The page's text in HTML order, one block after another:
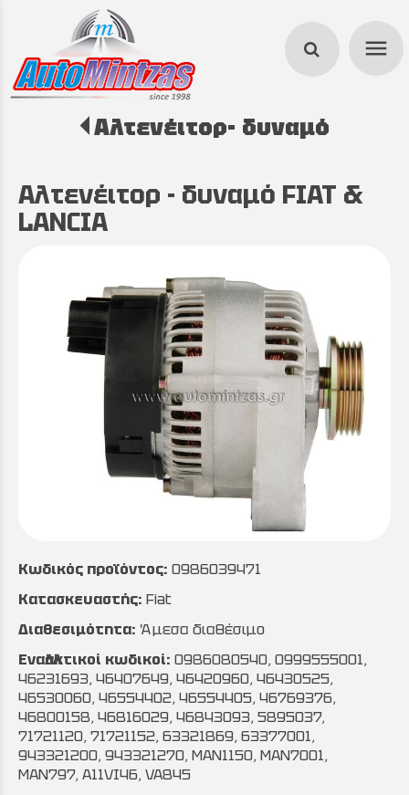
menu
Αλτενέιτορ- δυναμό
Αλτενέιτορ - δυναμό FIAT &
LANCIA
Κωδικός προϊόντος: 0986039471
Κατασκευαστής: Fiat
Διαθεσιμότητα: Άμεσα διαθέσιμο
Εναλλακτικοί κωδικοί: 0986080540, 0999555001,
46231693, 46407649, 46420960, 46430525,
46530060, 46554402, 46554405, 46769376,
46800158, 46816029, 46843093, 5895037,
71721120, 71721152, 63321869, 63377001,
943321200, 943321270, MAN1150, MAN7001,
MAN797, A11VI46, VA845